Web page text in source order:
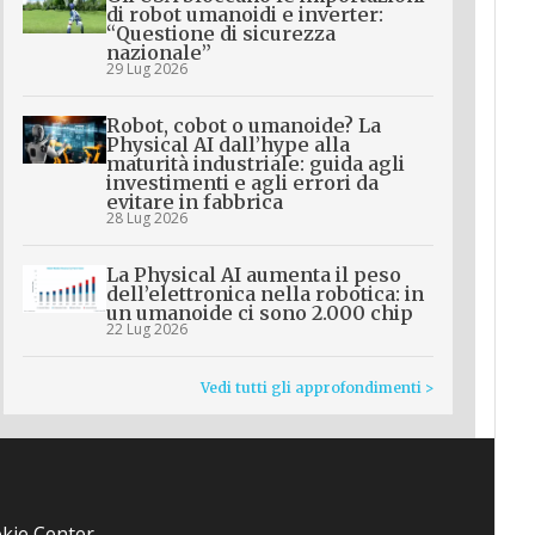
di robot umanoidi e inverter:
“Questione di sicurezza
nazionale”
29 Lug 2026
Robot, cobot o umanoide? La
Physical AI dall’hype alla
maturità industriale: guida agli
investimenti e agli errori da
evitare in fabbrica
28 Lug 2026
La Physical AI aumenta il peso
dell’elettronica nella robotica: in
un umanoide ci sono 2.000 chip
22 Lug 2026
Vedi tutti gli approfondimenti >